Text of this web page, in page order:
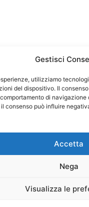
Gestisci
utilizziamo
del dispositivo. Il
di navigazione
consenso può influire
Accetta
Nega
Visualizza le